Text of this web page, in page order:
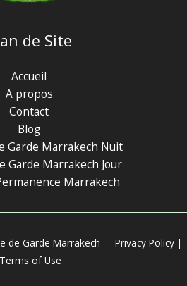
de Site
Accueil
A propos
Contact
Blog
Garde Marrakech Nuit
Garde Marrakech Jour
Marrakech
de Garde Marrakech - Privacy Policy |
Terms of Use